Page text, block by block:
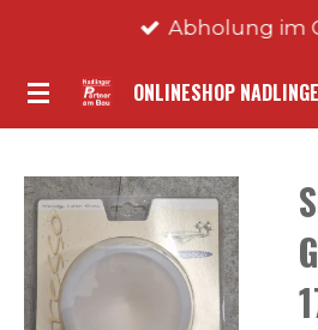
springen
ONLINESHOP
Abholung im